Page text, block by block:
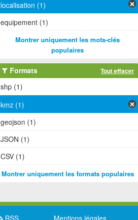
localisation (1)
equipement (1)
Montrer uniquement les mots-clés
populaires
Formats Tout effacer
shp (1)
kmz (1)
geojson (1)
JSON (1)
CSV (1)
Montrer uniquement les formats populaires
RSS Mentions légales